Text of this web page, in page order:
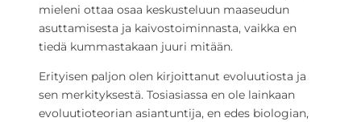
mieleni ottaa osaa keskusteluun maaseudun
asuttamisesta ja kaivostoiminnasta, vaikka en
tiedä kummastakaan juuri mitään.
Erityisen paljon olen kirjoittanut evoluutiosta ja
sen merkityksestä. Tosiasiassa en ole lainkaan
evoluutioteorian asiantuntija, en edes biologian,